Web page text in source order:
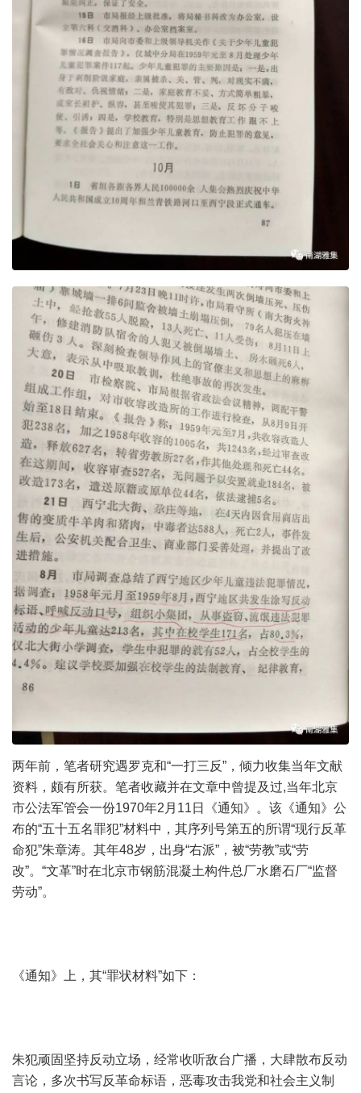
两年前，笔者研究遇罗克和“一打三反”，倾力收集当年文献
资料，颇有所获。笔者收藏并在文章中曾提及过,当年北京
市公法军管会一份1970年2月11日《通知》。该《通知》公
布的“五十五名罪犯”材料中，其序列号第五的所谓“现行反革
命犯”朱章涛。其年48岁，出身“右派”，被“劳教”或“劳
改”。“文革”时在北京市钢筋混凝土构件总厂水磨石厂“监督
劳动”。
《通知》上，其“罪状材料”如下：
朱犯顽固坚持反动立场，经常收听敌台广播，大肆散布反动
言论，多次书写反革命标语，恶毒攻击我党和社会主义制